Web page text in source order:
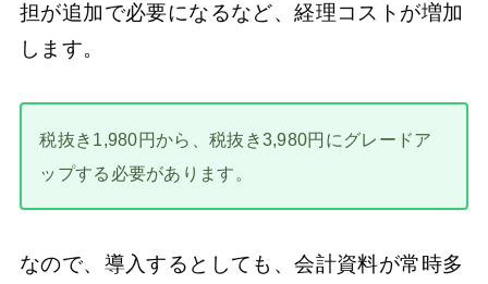
担が追加で必要になるなど、経理コストが増加
します。
税抜き1,980円から、税抜き3,980円にグレードア
ップする必要があります。
なので、導入するとしても、会計資料が常時多